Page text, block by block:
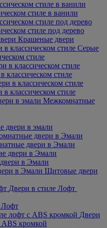
стиле в ванили
стиле под дерево
Крашеные двери
Серые
стиле
классическом стиле
классическом стиле
Межкомнатные
двери в эмали
двери в Эмали
в Эмали
Щитовые двери
Двери в стиле Лофт
Лофт
Двери
ABS кромкой